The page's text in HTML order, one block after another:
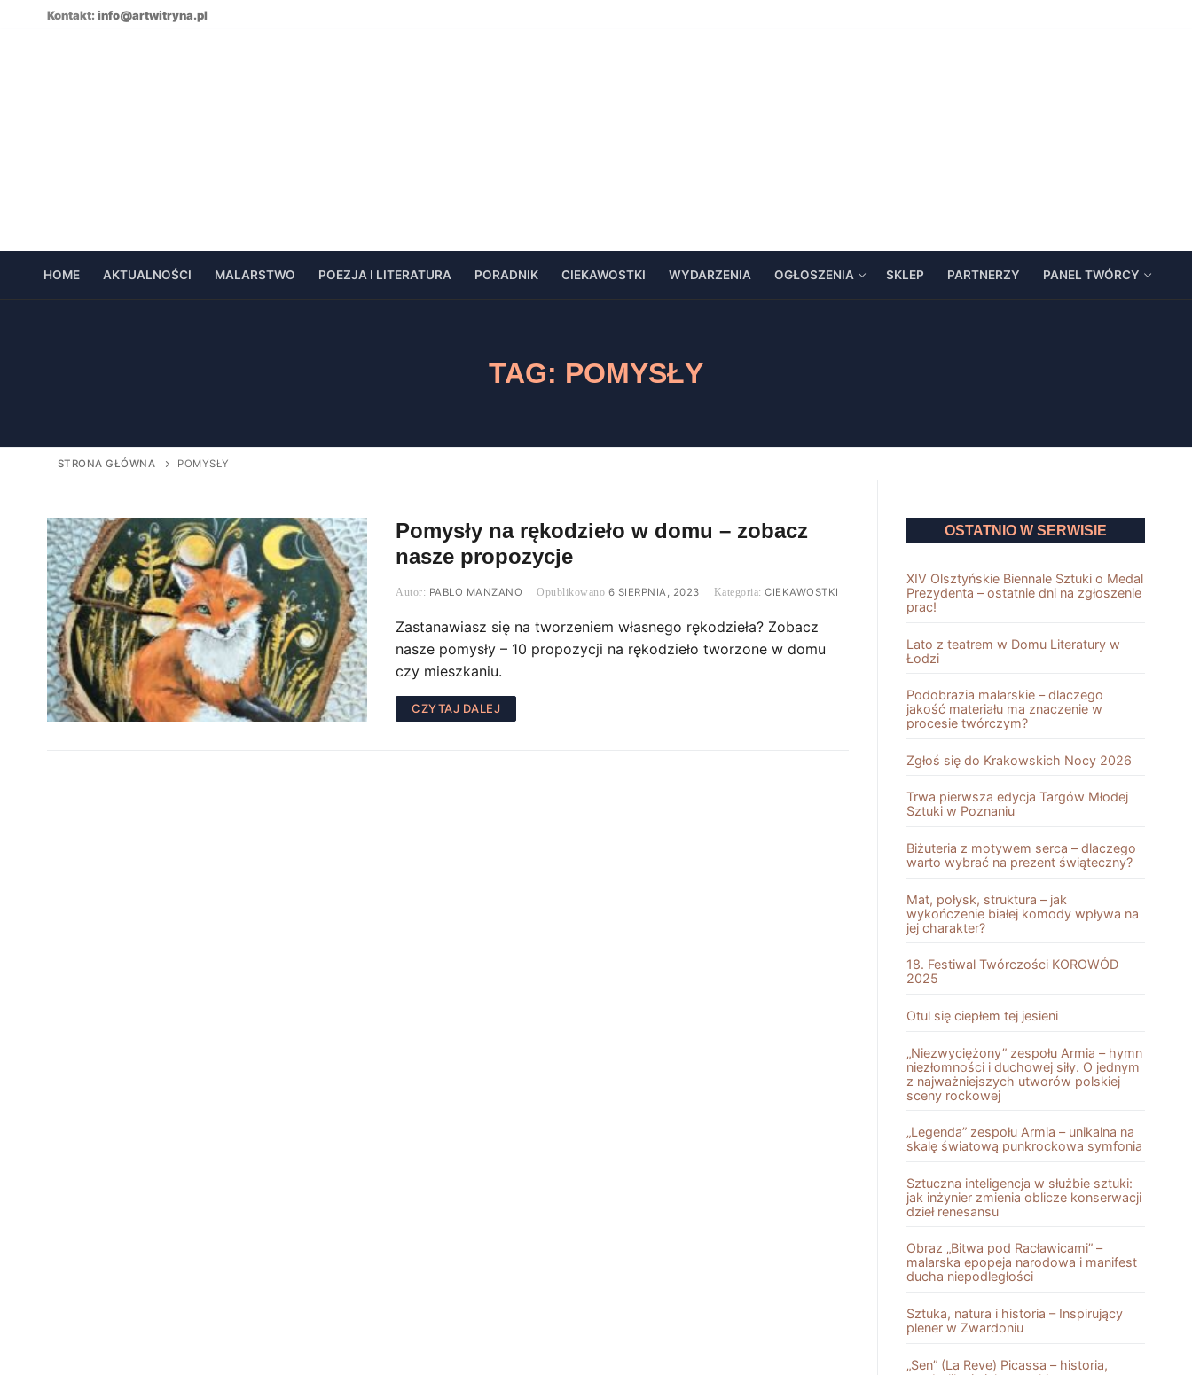
Kontakt: info@artwitryna.pl
HOME AKTUALNOŚCI MALARSTWO POEZJA I LITERATURA PORADNIK CIEKAWOSTKI WYDARZENIA OGŁOSZENIA SKLEP PARTNERZY PANEL TWÓRCY
TAG: POMYSŁY
STRONA GŁÓWNA POMYSŁY
Pomysły na rękodzieło w domu – zobacz
nasze propozycje
PABLO MANZANO 6 SIERPNIA, 2023 CIEKAWOSTKI
Zastanawiasz się na tworzeniem własnego rękodzieła? Zobacz
nasze pomysły – 10 propozycji na rękodzieło tworzone w domu
czy mieszkaniu.
CZYTAJ DALEJ
OSTATNIO W SERWISIE
XIV Olsztyńskie Biennale Sztuki o Medal
Prezydenta – ostatnie dni na zgłoszenie
prac!
Lato z teatrem w Domu Literatury w
Łodzi
Podobrazia malarskie – dlaczego
jakość materiału ma znaczenie w
procesie twórczym?
Zgłoś się do Krakowskich Nocy 2026
Trwa pierwsza edycja Targów Młodej
Sztuki w Poznaniu
Biżuteria z motywem serca – dlaczego
warto wybrać na prezent świąteczny?
Mat, połysk, struktura – jak
wykończenie białej komody wpływa na
jej charakter?
18. Festiwal Twórczości KOROWÓD
2025
Otul się ciepłem tej jesieni
„Niezwyciężony” zespołu Armia – hymn
niezłomności i duchowej siły. O jednym
z najważniejszych utworów polskiej
sceny rockowej
„Legenda” zespołu Armia – unikalna na
skalę światową punkrockowa symfonia
Sztuczna inteligencja w służbie sztuki:
jak inżynier zmienia oblicze konserwacji
dzieł renesansu
Obraz „Bitwa pod Racławicami” –
malarska epopeja narodowa i manifest
ducha niepodległości
Sztuka, natura i historia – Inspirujący
plener w Zwardoniu
„Sen” (La Reve) Picassa – historia,